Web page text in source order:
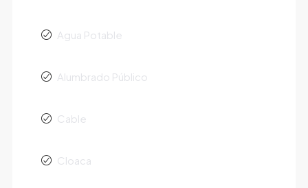
Agua Potable
Alumbrado Público
Cable
Cloaca